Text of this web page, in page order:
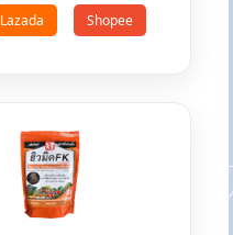
Lazada Shopee